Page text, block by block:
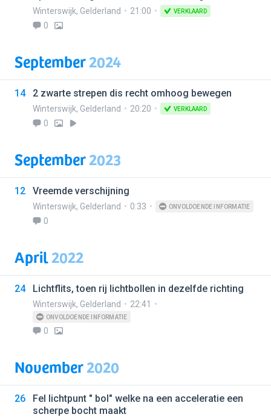
Winterswijk, Gelderland 21:00 VERKLAARD
0
September2024
14 2 zwarte strepen dis recht omhoog bewegen
Winterswijk, Gelderland 20:20 VERKLAARD
0
September2023
12 Vreemde verschijning
Winterswijk, Gelderland 0:33 ONVOLDOENDE INFORMATIE
0
April2022
24 Lichtflits, toen rij lichtbollen in dezelfde richting
Winterswijk, Gelderland 22:41
ONVOLDOENDE INFORMATIE
0
November2020
26
Fel lichtpunt " bol" welke na een acceleratie een
scherpe bocht maakt